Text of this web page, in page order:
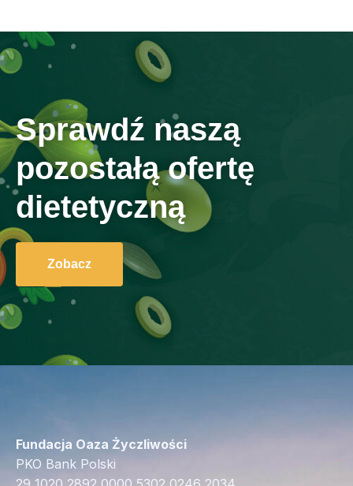
Sprawdź naszą
pozostałą ofertę
dietetyczną
Zobacz
Fundacja Oaza Życzliwości
PKO Bank Polski